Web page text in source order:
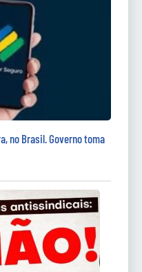
no Brasil. Governo toma